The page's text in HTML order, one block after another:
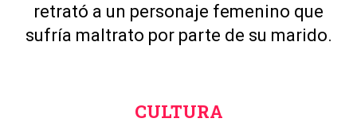
retrató a un personaje femenino que
sufría maltrato por parte de su marido.
CULTURA